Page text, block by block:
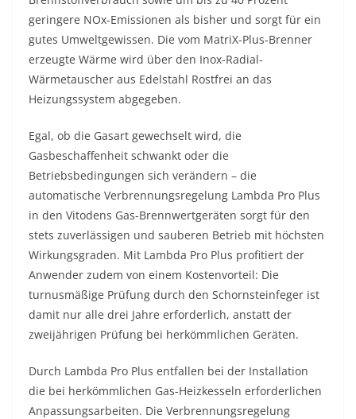
geringere NOx-Emissionen als bisher und sorgt für ein
gutes Umweltgewissen. Die vom MatriX-Plus-Brenner
erzeugte Wärme wird über den Inox-Radial-
Wärmetauscher aus Edelstahl Rostfrei an das
Heizungssystem abgegeben.
Egal, ob die Gasart gewechselt wird, die
Gasbeschaffenheit schwankt oder die
Betriebsbedingungen sich verändern – die
automatische Verbrennungsregelung Lambda Pro Plus
in den Vitodens Gas-Brennwertgeräten sorgt für den
stets zuverlässigen und sauberen Betrieb mit höchsten
Wirkungsgraden. Mit Lambda Pro Plus profitiert der
Anwender zudem von einem Kostenvorteil: Die
turnusmäßige Prüfung durch den Schornsteinfeger ist
damit nur alle drei Jahre erforderlich, anstatt der
zweijährigen Prüfung bei herkömmlichen Geräten.
Durch Lambda Pro Plus entfallen bei der Installation
die bei herkömmlichen Gas-Heizkesseln erforderlichen
Anpassungsarbeiten. Die Verbrennungsregelung